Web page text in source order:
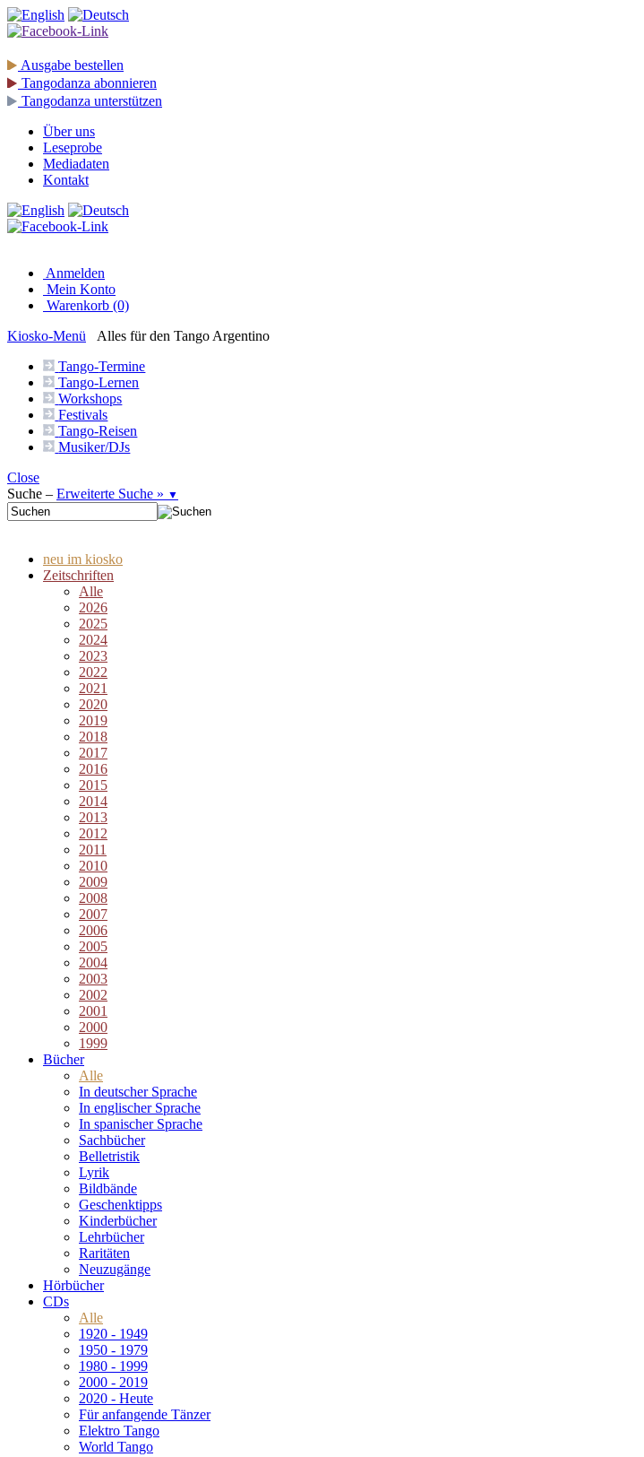
Ausgabe bestellen
Tangodanza abonnieren
Tangodanza unterstützen
Über uns
Leseprobe
Mediadaten
Kontakt
Anmelden
Mein Konto
Warenkorb (0)
Kiosko-Menü
Alles für den Tango Argentino
Tango-Termine
Tango-Lernen
Workshops
Festivals
Tango-Reisen
Musiker/DJs
Close
Suche – Erweiterte Suche » ▼
neu im kiosko
Zeitschriften
Alle
2026
2025
2024
2023
2022
2021
2020
2019
2018
2017
2016
2015
2014
2013
2012
2011
2010
2009
2008
2007
2006
2005
2004
2003
2002
2001
2000
1999
Bücher
Alle
In deutscher Sprache
In englischer Sprache
In spanischer Sprache
Sachbücher
Belletristik
Lyrik
Bildbände
Geschenktipps
Kinderbücher
Lehrbücher
Raritäten
Neuzugänge
Hörbücher
CDs
Alle
1920 - 1949
1950 - 1979
1980 - 1999
2000 - 2019
2020 - Heute
Für anfangende Tänzer
Elektro Tango
World Tango